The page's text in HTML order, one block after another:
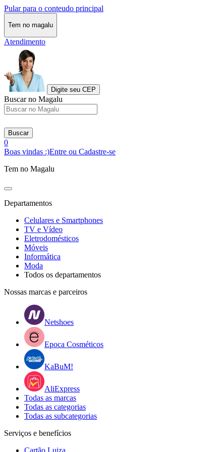
Pular para o conteudo principal
Tem no magalu
Atendimento
Digite seu CEP
Buscar no Magalu
Buscar
0
Boas vindas :)Entre ou Cadastre-se
Tem no Magalu
Departamentos
Celulares e Smartphones
TV e Vídeo
Eletrodomésticos
Móveis
Informática
Moda
Todos os departamentos
Nossas marcas e parceiros
Netshoes
Epoca Cosméticos
KaBuM!
AliExpress
Todas as marcas
Todas as categorias
Todas as subcategorias
Serviços e benefícios
Cartão Luiza